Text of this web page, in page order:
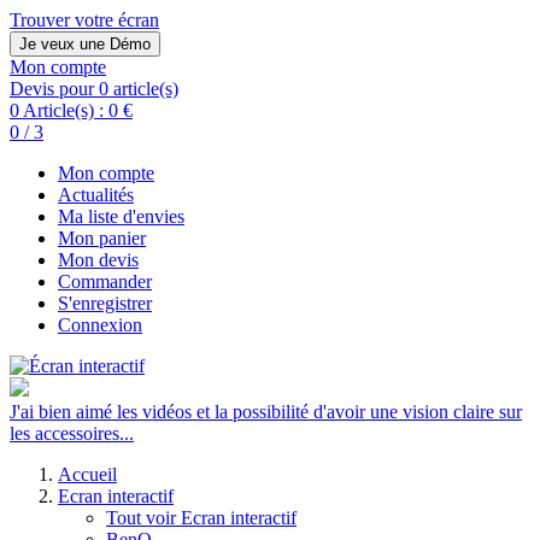
Trouver votre écran
Je veux une Démo
Mon compte
Devis pour 0 article(s)
0 Article(s) : 0 €
0 / 3
Mon compte
Actualités
Ma liste d'envies
Mon panier
Mon devis
Commander
S'enregistrer
Connexion
J'ai bien aimé les vidéos et la possibilité d'avoir une vision claire sur
les accessoires...
Accueil
Ecran interactif
Tout voir Ecran interactif